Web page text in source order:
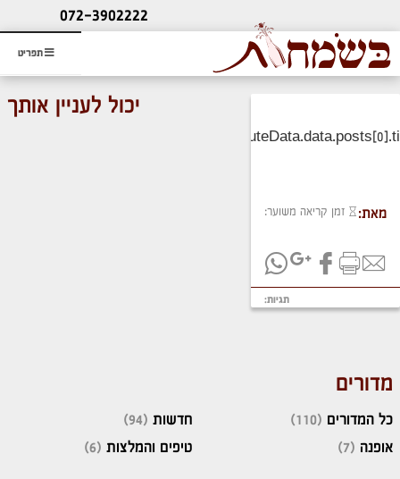
תפריט
ליעוץ חינם
והזמנת כרטיס שמחות
072-3902222
מאת: זמן קריאה משוער:
תגיות:
יכול לעניין אותך
מדורים
כל המדורים (110)
אופנה (7)
חדשות (94)
טיפים והמלצות (6)